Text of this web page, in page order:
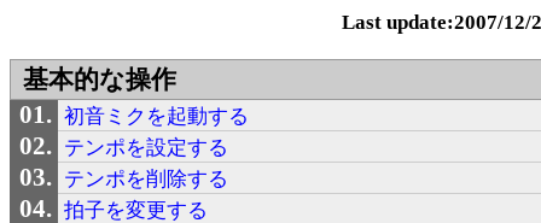
Last update:2007/12/
基本的な操作
初音ミクを起動する
テンポを設定する
テンポを削除する
拍子を変更する